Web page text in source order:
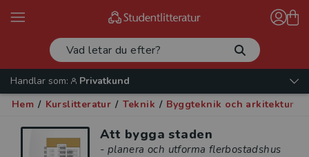
Handlar som:
Privatkund
Hem / Kurslitteratur / Teknik / Byggteknik och arkitektur
Att bygga staden
- planera och utforma flerbostadshus